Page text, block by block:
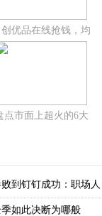
优品在线抢钱，均
点市面上超火的6大
到钉钉成功：职场人
如此决断为哪般